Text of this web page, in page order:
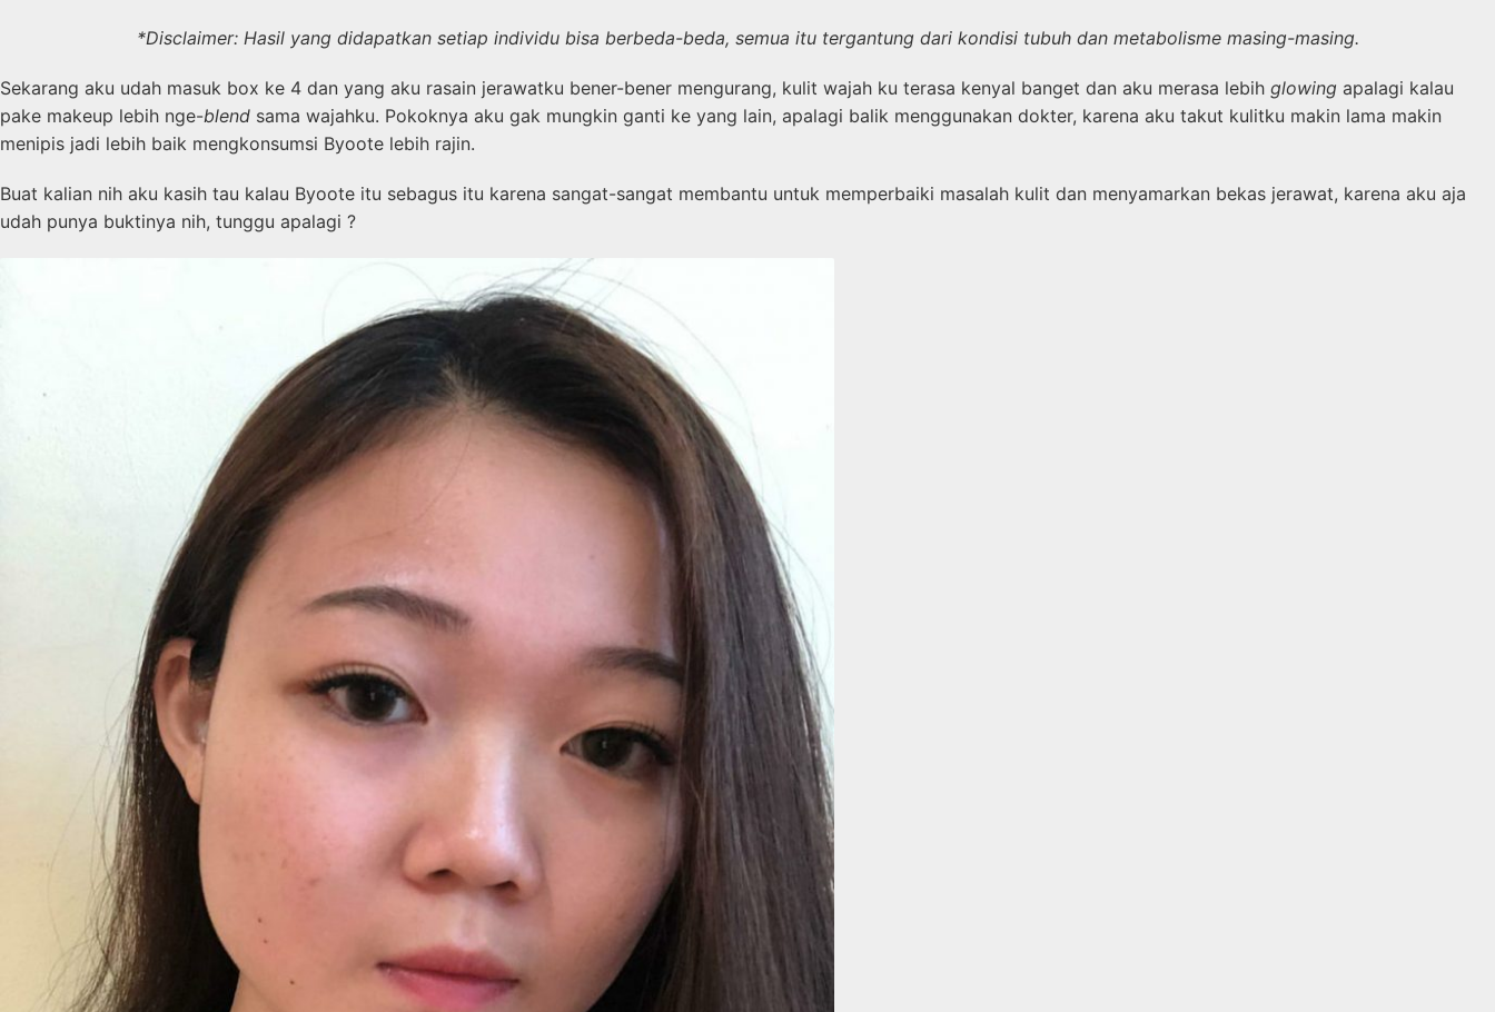
*Disclaimer: Hasil yang didapatkan setiap individu bisa berbeda-beda, semua itu tergantung dari kondisi tubuh dan metabolisme masing-masing.
Sekarang aku udah masuk box ke 4 dan yang aku rasain jerawatku bener-bener mengurang, kulit wajah ku terasa kenyal banget dan aku merasa lebih glowing apalagi kalau
pake makeup lebih nge-blend sama wajahku. Pokoknya aku gak mungkin ganti ke yang lain, apalagi balik menggunakan dokter, karena aku takut kulitku makin lama makin
menipis jadi lebih baik mengkonsumsi Byoote lebih rajin.
Buat kalian nih aku kasih tau kalau Byoote itu sebagus itu karena sangat-sangat membantu untuk memperbaiki masalah kulit dan menyamarkan bekas jerawat, karena aku aja
udah punya buktinya nih, tunggu apalagi ?